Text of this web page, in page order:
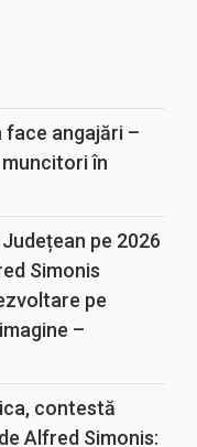
face angajări –
în
pe 2026
Simonis
pe
–
contestă
Alfred Simonis: